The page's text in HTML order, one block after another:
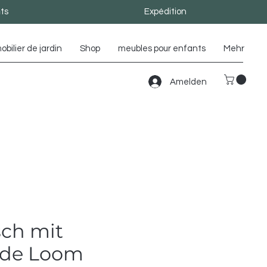
Expédition
de jardin Shop meubles pour enfants Mehr
Amelden
mit
Loom